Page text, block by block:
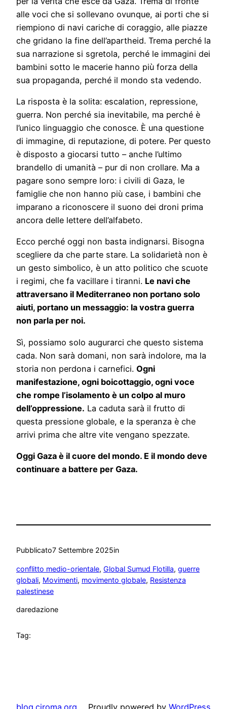
alle voci che si sollevano ovunque, ai porti che si
riempiono di navi cariche di coraggio, alle piazze
che gridano la fine dell’apartheid. Trema perché la
sua narrazione si sgretola, perché le immagini dei
bambini sotto le macerie hanno più forza della
sua propaganda, perché il mondo sta vedendo.
La risposta è la solita: escalation, repressione,
guerra. Non perché sia inevitabile, ma perché è
l’unico linguaggio che conosce. È una questione
di immagine, di reputazione, di potere. Per questo
è disposto a giocarsi tutto – anche l’ultimo
brandello di umanità – pur di non crollare. Ma a
pagare sono sempre loro: i civili di Gaza, le
famiglie che non hanno più case, i bambini che
imparano a riconoscere il suono dei droni prima
ancora delle lettere dell’alfabeto.
Ecco perché oggi non basta indignarsi. Bisogna
scegliere da che parte stare. La solidarietà non è
un gesto simbolico, è un atto politico che scuote
i regimi, che fa vacillare i tiranni. Le navi che
attraversano il Mediterraneo non portano solo
aiuti, portano un messaggio: la vostra guerra
non parla per noi.
Sì, possiamo solo augurarci che questo sistema
cada. Non sarà domani, non sarà indolore, ma la
storia non perdona i carnefici. Ogni
manifestazione, ogni boicottaggio, ogni voce
che rompe l’isolamento è un colpo al muro
dell’oppressione. La caduta sarà il frutto di
questa pressione globale, e la speranza è che
arrivi prima che altre vite vengano spezzate.
Oggi Gaza è il cuore del mondo. E il mondo deve
continuare a battere per Gaza.
Pubblicato7 Settembre 2025in
conflitto medio-orientale, Global Sumud Flotilla, guerre
globali, Movimenti, movimento globale, Resistenza
palestinese
daredazione
Tag:
blog.ciroma.org Proudly powered by WordPress